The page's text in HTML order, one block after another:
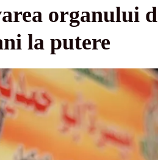
organului
la putere